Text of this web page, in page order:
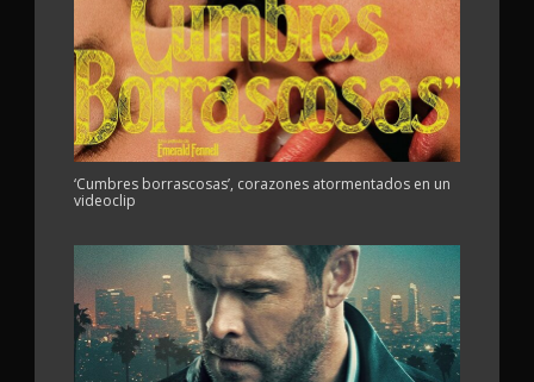
‘Cumbres borrascosas’, corazones atormentados en un
videoclip